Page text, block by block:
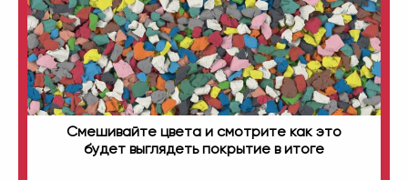
Смешивайте цвета и смотрите как это
будет выглядеть покрытие в итоге